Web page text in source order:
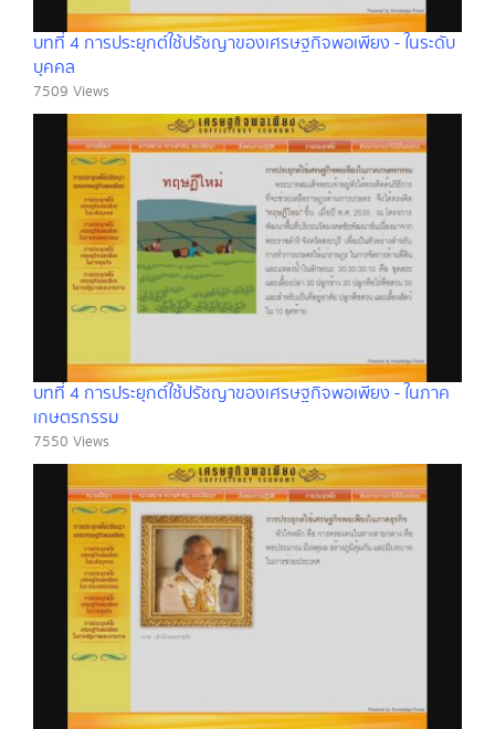
บทที่ 4 การประยุกต์ใช้ปรัชญาของเศรษฐกิจพอเพียง - ในระดับ
บุคคล
7509 Views
บทที่ 4 การประยุกต์ใช้ปรัชญาของเศรษฐกิจพอเพียง - ในภาค
เกษตรกรรม
7550 Views